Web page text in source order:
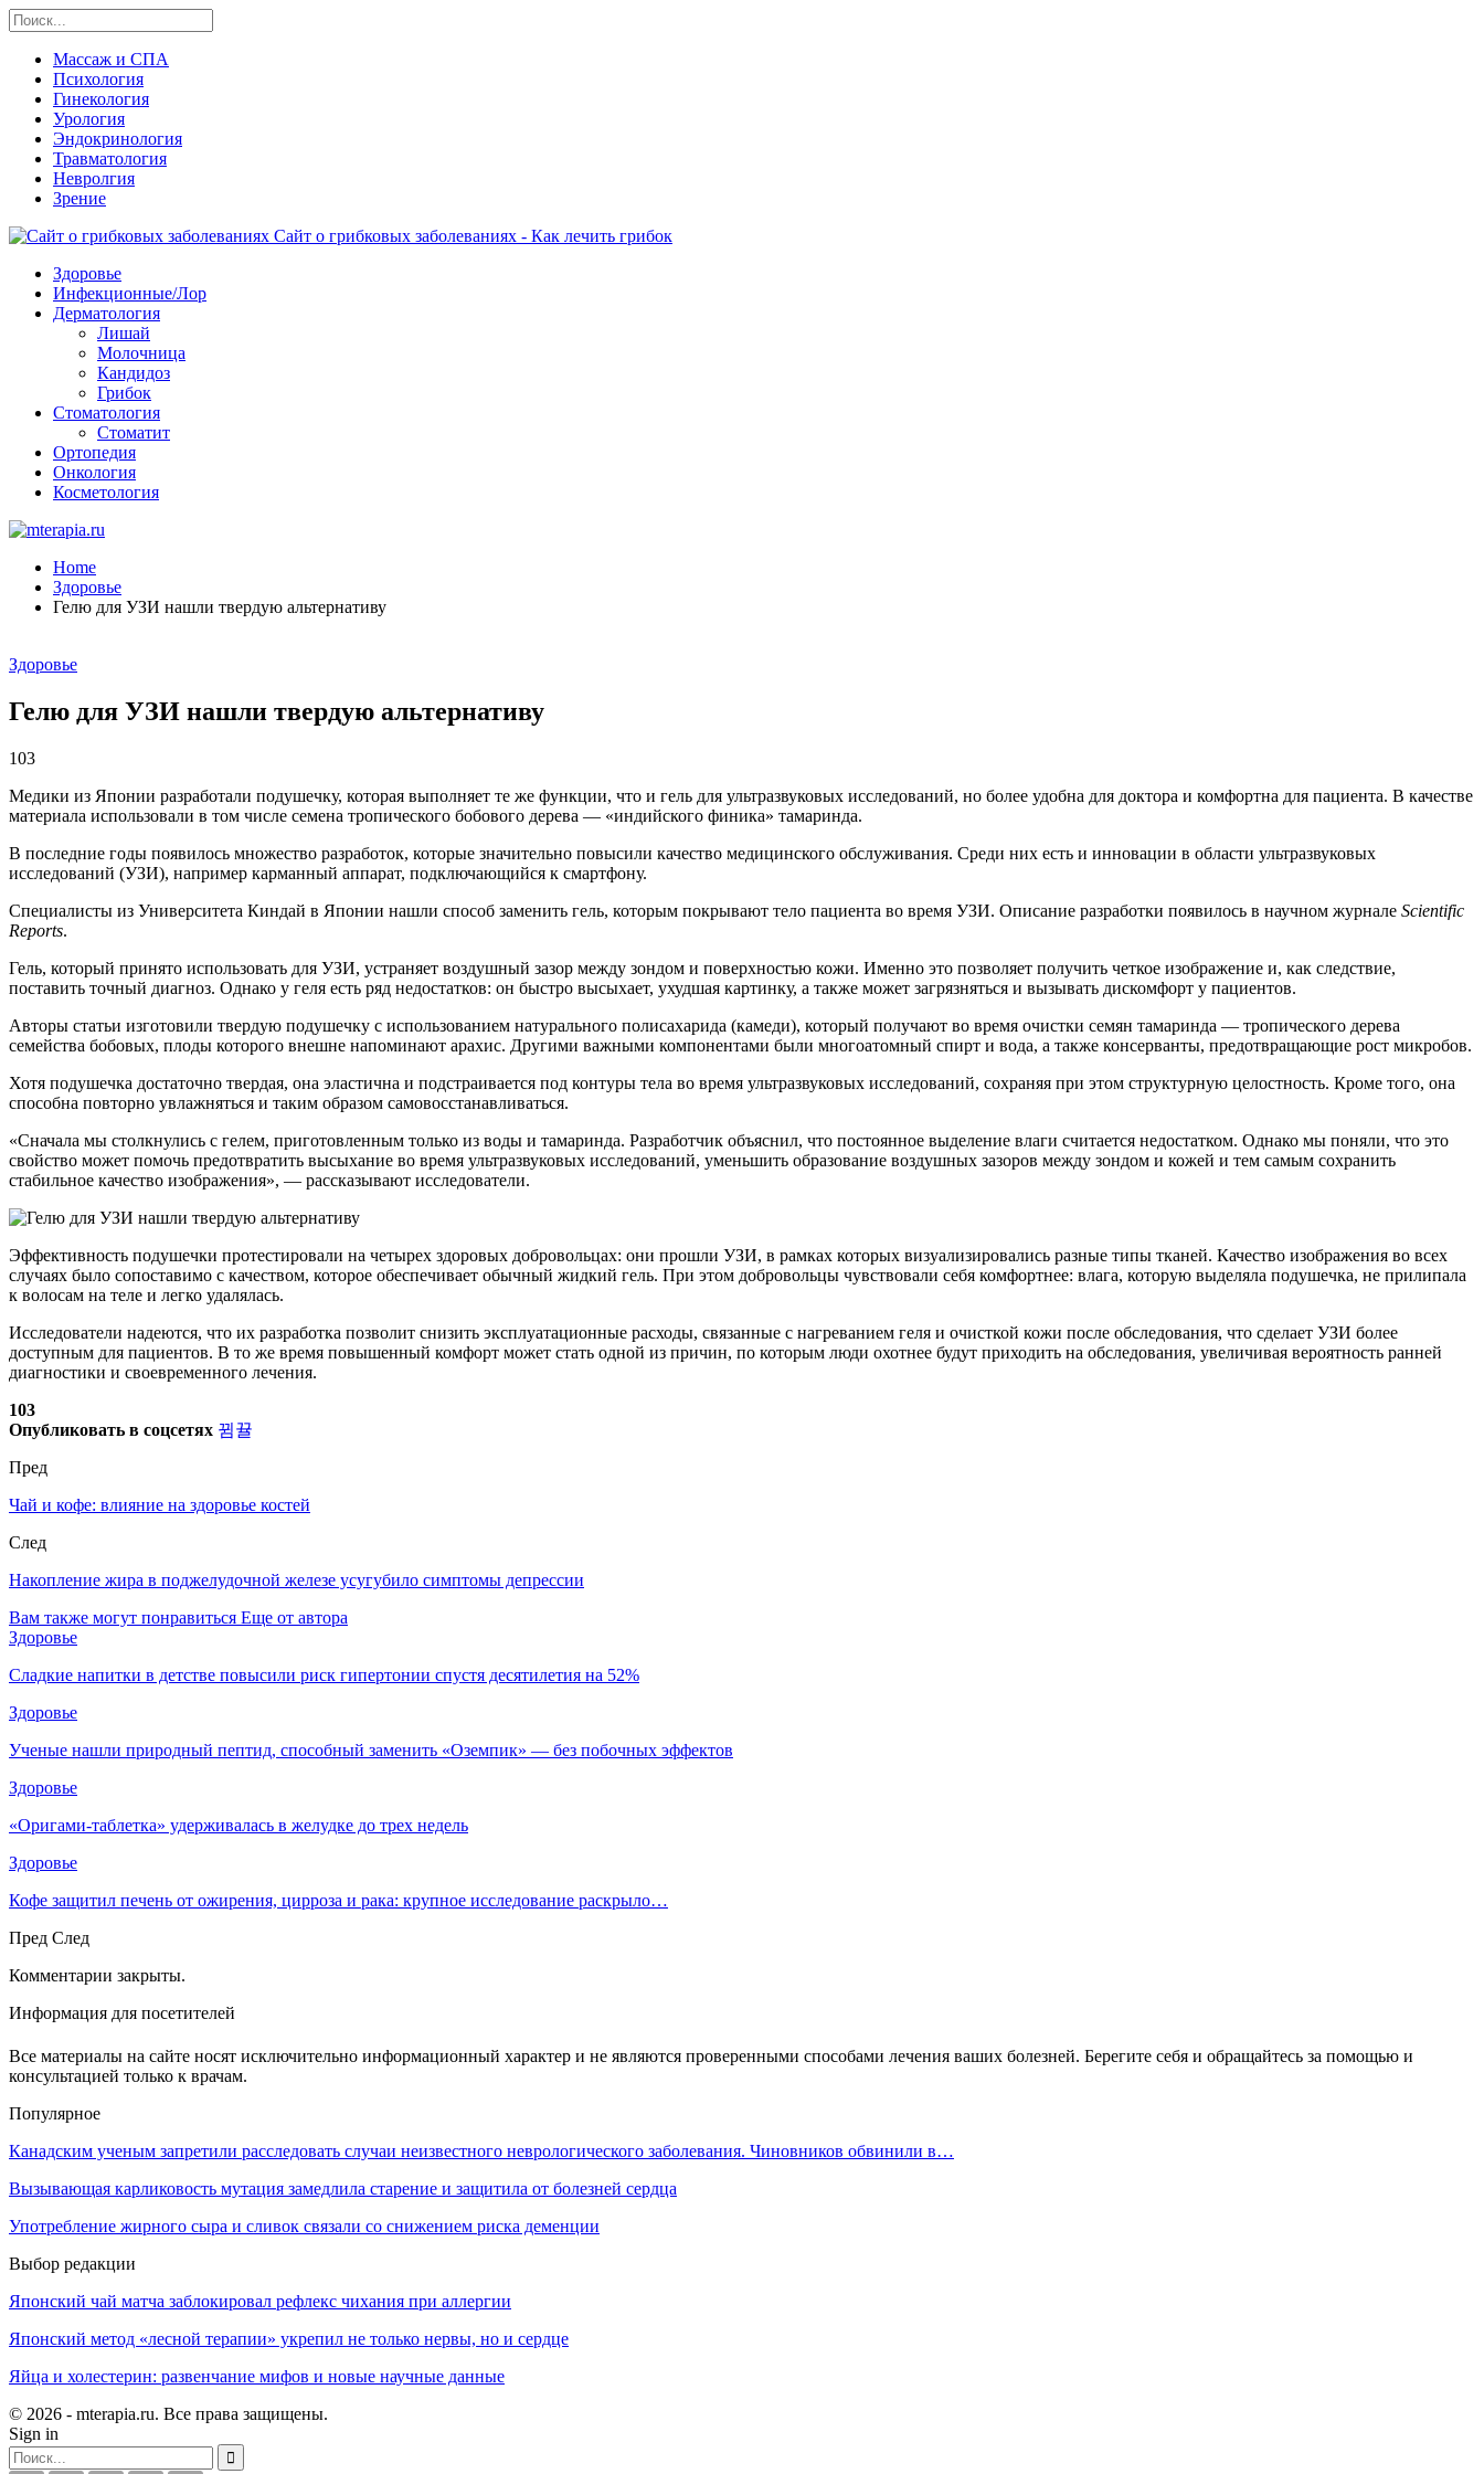
Массаж и СПА
Психология
Гинекология
Урология
Эндокринология
Травматология
Невролгия
Зрение
Сайт о грибковых заболеваниях - Как лечить грибок
Здоровье
Инфекционные/Лор
Дерматология
Лишай
Молочница
Кандидоз
Грибок
Стоматология
Стоматит
Ортопедия
Онкология
Косметология
Home
Здоровье
Гелю для УЗИ нашли твердую альтернативу
Здоровье
Гелю для УЗИ нашли твердую альтернативу
103
Медики из Японии разработали подушечку, которая выполняет те же функции, что и гель для ультразвуковых исследований, но более удобна для доктора и комфортна для пациента. В качестве
материала использовали в том числе семена тропического бобового дерева — «индийского финика» тамаринда.
В последние годы появилось множество разработок, которые значительно повысили качество медицинского обслуживания. Среди них есть и инновации в области ультразвуковых
исследований (УЗИ), например карманный аппарат, подключающийся к смартфону.
Специалисты из Университета Киндай в Японии нашли способ заменить гель, которым покрывают тело пациента во время УЗИ. Описание разработки появилось в научном журнале Scientific
Reports.
Гель, который принято использовать для УЗИ, устраняет воздушный зазор между зондом и поверхностью кожи. Именно это позволяет получить четкое изображение и, как следствие,
поставить точный диагноз. Однако у геля есть ряд недостатков: он быстро высыхает, ухудшая картинку, а также может загрязняться и вызывать дискомфорт у пациентов.
Авторы статьи изготовили твердую подушечку с использованием натурального полисахарида (камеди), который получают во время очистки семян тамаринда — тропического дерева
семейства бобовых, плоды которого внешне напоминают арахис. Другими важными компонентами были многоатомный спирт и вода, а также консерванты, предотвращающие рост микробов.
Хотя подушечка достаточно твердая, она эластична и подстраивается под контуры тела во время ультразвуковых исследований, сохраняя при этом структурную целостность. Кроме того, она
способна повторно увлажняться и таким образом самовосстанавливаться.
«Сначала мы столкнулись с гелем, приготовленным только из воды и тамаринда. Разработчик объяснил, что постоянное выделение влаги считается недостатком. Однако мы поняли, что это
свойство может помочь предотвратить высыхание во время ультразвуковых исследований, уменьшить образование воздушных зазоров между зондом и кожей и тем самым сохранить
стабильное качество изображения», — рассказывают исследователи.
Эффективность подушечки протестировали на четырех здоровых добровольцах: они прошли УЗИ, в рамках которых визуализировались разные типы тканей. Качество изображения во всех
случаях было сопоставимо с качеством, которое обеспечивает обычный жидкий гель. При этом добровольцы чувствовали себя комфортнее: влага, которую выделяла подушечка, не прилипала
к волосам на теле и легко удалялась.
Исследователи надеются, что их разработка позволит снизить эксплуатационные расходы, связанные с нагреванием геля и очисткой кожи после обследования, что сделает УЗИ более
доступным для пациентов. В то же время повышенный комфорт может стать одной из причин, по которым люди охотнее будут приходить на обследования, увеличивая вероятность ранней
диагностики и своевременного лечения.
103
Опубликовать в соцсетях
Пред
Чай и кофе: влияние на здоровье костей
След
Накопление жира в поджелудочной железе усугубило симптомы депрессии
Вам также могут понравиться Еще от автора
Здоровье
Сладкие напитки в детстве повысили риск гипертонии спустя десятилетия на 52%
Здоровье
Ученые нашли природный пептид, способный заменить «Оземпик» — без побочных эффектов
Здоровье
«Оригами-таблетка» удерживалась в желудке до трех недель
Здоровье
Кофе защитил печень от ожирения, цирроза и рака: крупное исследование раскрыло…
Пред След
Комментарии закрыты.
Информация для посетителей
Все материалы на сайте носят исключительно информационный характер и не являются проверенными способами лечения ваших болезней. Берегите себя и обращайтесь за помощью и
консультацией только к врачам.
Популярное
Канадским ученым запретили расследовать случаи неизвестного неврологического заболевания. Чиновников обвинили в…
Вызывающая карликовость мутация замедлила старение и защитила от болезней сердца
Употребление жирного сыра и сливок связали со снижением риска деменции
Выбор редакции
Японский чай матча заблокировал рефлекс чихания при аллергии
Японский метод «лесной терапии» укрепил не только нервы, но и сердце
Яйца и холестерин: развенчание мифов и новые научные данные
© 2026 - mterapia.ru. Все права защищены.
Sign in